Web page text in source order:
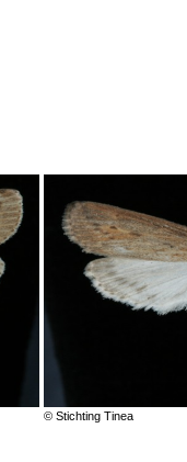
© Stichting Tinea